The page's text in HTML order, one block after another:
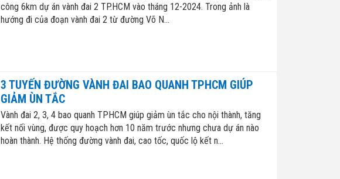
công 6km dự án vành đai 2 TP.HCM vào tháng 12-2024. Trong ảnh là
hướng đi của đoạn vành đai 2 từ đường Võ N...
3 TUYẾN ĐƯỜNG VÀNH ĐAI BAO QUANH TPHCM GIÚP
GIẢM ÙN TẮC
Vành đai 2, 3, 4 bao quanh TPHCM giúp giảm ùn tắc cho nội thành, tăng
kết nối vùng, được quy hoạch hơn 10 năm trước nhưng chưa dự án nào
hoàn thành. Hệ thống đường vành đai, cao tốc, quốc lộ kết n...